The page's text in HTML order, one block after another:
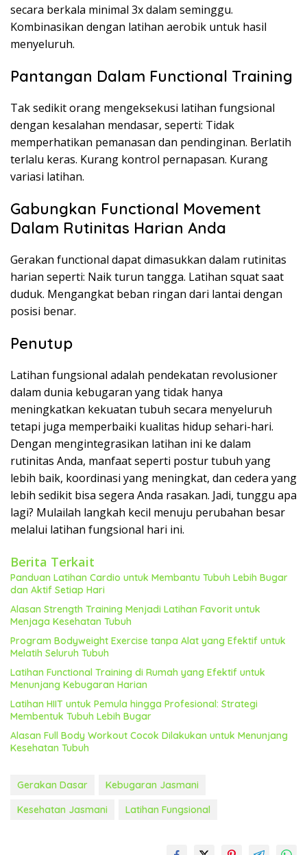
secara berkala minimal 3x dalam seminggu.
Kombinasikan dengan latihan aerobik untuk hasil
menyeluruh.
Pantangan Dalam Functional Training
Tak sedikit orang mengeksekusi latihan fungsional
dengan kesalahan mendasar, seperti: Tidak
memperhatikan pemanasan dan pendinginan. Berlatih
terlalu keras. Kurang kontrol pernapasan. Kurang
variasi latihan.
Gabungkan Functional Movement
Dalam Rutinitas Harian Anda
Gerakan functional dapat dimasukkan dalam rutinitas
harian seperti: Naik turun tangga. Latihan squat saat
duduk. Mengangkat beban ringan dari lantai dengan
posisi benar.
Penutup
Latihan fungsional adalah pendekatan revolusioner
dalam dunia kebugaran yang tidak hanya
meningkatkan kekuatan tubuh secara menyeluruh
tetapi juga memperbaiki kualitas hidup sehari-hari.
Dengan mengintegrasikan latihan ini ke dalam
rutinitas Anda, manfaat seperti postur tubuh yang
lebih baik, koordinasi yang meningkat, dan cedera yang
lebih sedikit bisa segera Anda rasakan. Jadi, tunggu apa
lagi? Mulailah langkah kecil menuju perubahan besar
melalui latihan fungsional hari ini.
Berita Terkait
Panduan Latihan Cardio untuk Membantu Tubuh Lebih Bugar
dan Aktif Setiap Hari
Alasan Strength Training Menjadi Latihan Favorit untuk
Menjaga Kesehatan Tubuh
Program Bodyweight Exercise tanpa Alat yang Efektif untuk
Melatih Seluruh Tubuh
Latihan Functional Training di Rumah yang Efektif untuk
Menunjang Kebugaran Harian
Latihan HIIT untuk Pemula hingga Profesional: Strategi
Membentuk Tubuh Lebih Bugar
Alasan Full Body Workout Cocok Dilakukan untuk Menunjang
Kesehatan Tubuh
Gerakan Dasar
Kebugaran Jasmani
Kesehatan Jasmani
Latihan Fungsional